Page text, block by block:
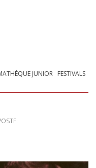
JUNIOR FESTIVALS
.